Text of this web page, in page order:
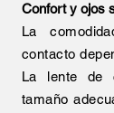
Confort y ojos
La
contacto
La lente de
tamaño